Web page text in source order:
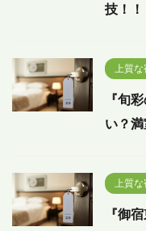
技！！
上質な
『旬
い？
上質な
『御